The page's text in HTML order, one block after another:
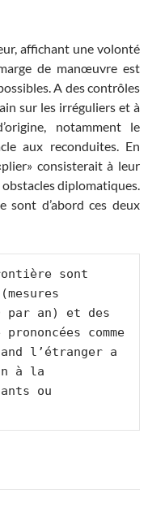
affichant une volonté
de manœuvre est
A des contrôles
sur les irréguliers et à
notamment le
aux reconduites. En
consisterait à leur
obstacles diplomatiques.
sont d’abord ces deux
sont
an) et des
comme
l’étranger a
à la
ou